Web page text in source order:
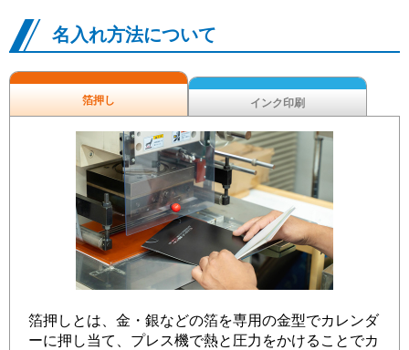
名入れ方法について
箔押し インク印刷
箔押しとは、金・銀などの箔を専用の金型でカレンダ
ーに押し当て、プレス機で熱と圧力をかけることでカ